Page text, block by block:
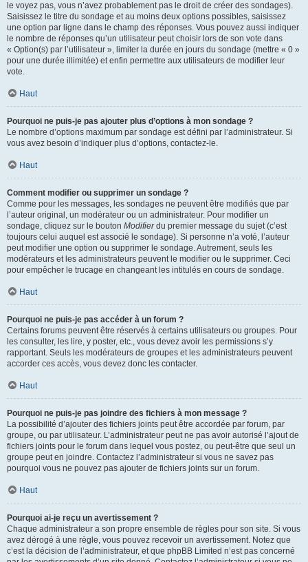
le voyez pas, vous n’avez probablement pas le droit de créer des sondages).
Saisissez le titre du sondage et au moins deux options possibles, saisissez
une option par ligne dans le champ des réponses. Vous pouvez aussi indiquer
le nombre de réponses qu’un utilisateur peut choisir lors de son vote dans
« Option(s) par l’utilisateur », limiter la durée en jours du sondage (mettre « 0 »
pour une durée illimitée) et enfin permettre aux utilisateurs de modifier leur
vote.
Haut
Pourquoi ne puis-je pas ajouter plus d’options à mon sondage ?
Le nombre d’options maximum par sondage est défini par l’administrateur. Si
vous avez besoin d’indiquer plus d’options, contactez-le.
Haut
Comment modifier ou supprimer un sondage ?
Comme pour les messages, les sondages ne peuvent être modifiés que par
l’auteur original, un modérateur ou un administrateur. Pour modifier un
sondage, cliquez sur le bouton Modifierdu premier message du sujet (c’est
toujours celui auquel est associé le sondage). Si personne n’a voté, l’auteur
peut modifier une option ou supprimer le sondage. Autrement, seuls les
modérateurs et les administrateurs peuvent le modifier ou le supprimer. Ceci
pour empêcher le trucage en changeant les intitulés en cours de sondage.
Haut
Pourquoi ne puis-je pas accéder à un forum ?
Certains forums peuvent être réservés à certains utilisateurs ou groupes. Pour
les consulter, les lire, y poster, etc., vous devez avoir les permissions s’y
rapportant. Seuls les modérateurs de groupes et les administrateurs peuvent
accorder ces accès, vous devez donc les contacter.
Haut
Pourquoi ne puis-je pas joindre des fichiers à mon message ?
La possibilité d’ajouter des fichiers joints peut être accordée par forum, par
groupe, ou par utilisateur. L’administrateur peut ne pas avoir autorisé l’ajout de
fichiers joints pour le forum dans lequel vous postez, ou peut-être que seul un
groupe peut en joindre. Contactez l’administrateur si vous ne savez pas
pourquoi vous ne pouvez pas ajouter de fichiers joints sur un forum.
Haut
Pourquoi ai-je reçu un avertissement ?
Chaque administrateur a son propre ensemble de règles pour son site. Si vous
avez dérogé à une règle, vous pouvez recevoir un avertissement. Notez que
c’est la décision de l’administrateur, et que phpBB Limited n’est pas concerné